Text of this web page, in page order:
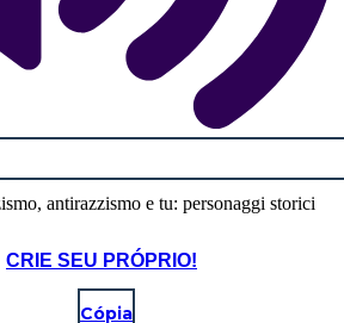
CRIE SEU PRÓPRIO!
Cópia